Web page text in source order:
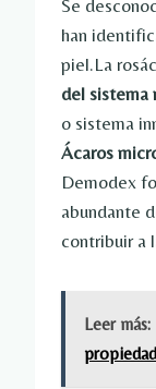
Se
han
piel.La
del sistema
o sistema
Ácaros
Demodex
abundante
contribuir a
Leer más: